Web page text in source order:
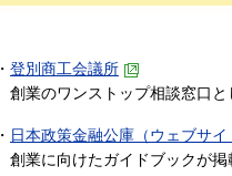
・ 登別商工会議所
創業のワンストップ相談窓口と
・ 日本政策金融公庫（ウェブサイ
創業に向けたガイドブックが掲